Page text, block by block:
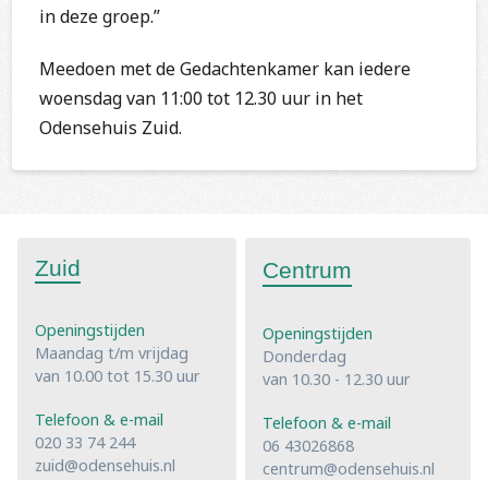
in deze groep.”
Meedoen met de Gedachtenkamer kan iedere
woensdag van 11:00 tot 12.30 uur in het
Odensehuis Zuid.
Zuid
Openingstijden
Maandag t/m vrijdag
van 10.00 tot 15.30 uur
Telefoon & e-mail
020 33 74 244
zuid@odensehuis.nl
Centrum
Openingstijden
Donderdag
van 10.30 - 12.30 uur
Telefoon & e-mail
06 43026868
centrum@odensehuis.nl